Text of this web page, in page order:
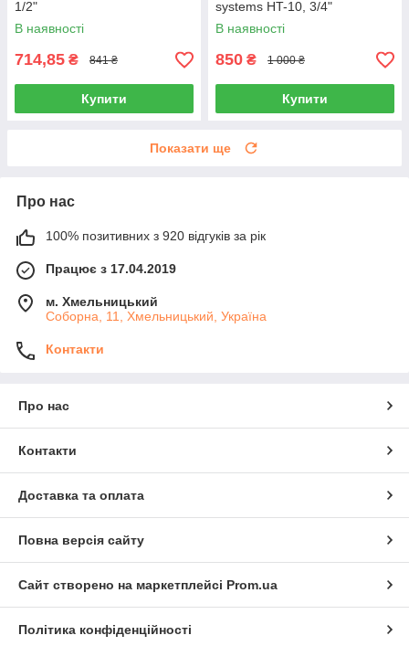
1/2"
В наявності
714,85 ₴ 841 ₴
Купити
systems HT-10, 3/4"
В наявності
850 ₴ 1 000 ₴
Купити
Показати ще
Про нас
100% позитивних з 920 відгуків за рік
Працює з 17.04.2019
м. Хмельницький
Соборна, 11, Хмельницький, Україна
Контакти
Про нас
Контакти
Доставка та оплата
Повна версія сайту
Сайт створено на маркетплейсі Prom.ua
Політика конфіденційності